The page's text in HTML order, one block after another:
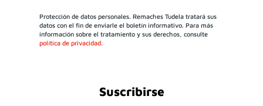
Protección de datos personales. Remaches Tudela tratará sus
datos con el fin de enviarle el boletín informativo. Para más
información sobre el tratamiento y sus derechos, consulte
política de privacidad.
Suscribirse